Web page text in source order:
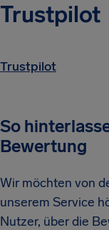
Trustpilot
Trustpilot
So
Bewertung
Wir möchten von
unserem Service
Nutzer, über die